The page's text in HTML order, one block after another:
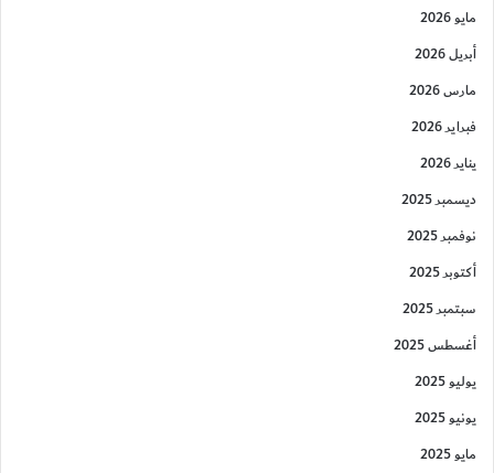
مايو 2026
أبريل 2026
مارس 2026
فبراير 2026
يناير 2026
ديسمبر 2025
نوفمبر 2025
أكتوبر 2025
سبتمبر 2025
أغسطس 2025
يوليو 2025
يونيو 2025
مايو 2025